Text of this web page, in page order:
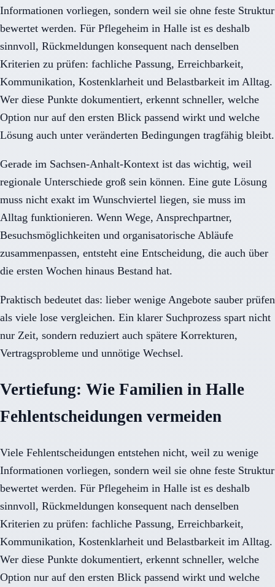
Informationen vorliegen, sondern weil sie ohne feste Struktur
bewertet werden. Für Pflegeheim in Halle ist es deshalb
sinnvoll, Rückmeldungen konsequent nach denselben
Kriterien zu prüfen: fachliche Passung, Erreichbarkeit,
Kommunikation, Kostenklarheit und Belastbarkeit im Alltag.
Wer diese Punkte dokumentiert, erkennt schneller, welche
Option nur auf den ersten Blick passend wirkt und welche
Lösung auch unter veränderten Bedingungen tragfähig bleibt.
Gerade im Sachsen-Anhalt-Kontext ist das wichtig, weil
regionale Unterschiede groß sein können. Eine gute Lösung
muss nicht exakt im Wunschviertel liegen, sie muss im
Alltag funktionieren. Wenn Wege, Ansprechpartner,
Besuchsmöglichkeiten und organisatorische Abläufe
zusammenpassen, entsteht eine Entscheidung, die auch über
die ersten Wochen hinaus Bestand hat.
Praktisch bedeutet das: lieber wenige Angebote sauber prüfen
als viele lose vergleichen. Ein klarer Suchprozess spart nicht
nur Zeit, sondern reduziert auch spätere Korrekturen,
Vertragsprobleme und unnötige Wechsel.
Vertiefung: Wie Familien in Halle
Fehlentscheidungen vermeiden
Viele Fehlentscheidungen entstehen nicht, weil zu wenige
Informationen vorliegen, sondern weil sie ohne feste Struktur
bewertet werden. Für Pflegeheim in Halle ist es deshalb
sinnvoll, Rückmeldungen konsequent nach denselben
Kriterien zu prüfen: fachliche Passung, Erreichbarkeit,
Kommunikation, Kostenklarheit und Belastbarkeit im Alltag.
Wer diese Punkte dokumentiert, erkennt schneller, welche
Option nur auf den ersten Blick passend wirkt und welche